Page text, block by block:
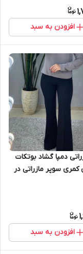
افزودن به سبد
شلوارمازراتی دمپا گشاد بوتکات
کمری سوپر مازراتی در
افزودن به سبد